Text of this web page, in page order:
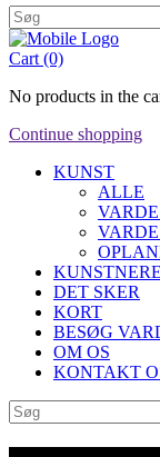
Cart (0)
No products in the
Continue shopping
KUNST
ALLE
KUNSTNERE
DET SKER
KORT
BESØG
OM OS
KONTAKT